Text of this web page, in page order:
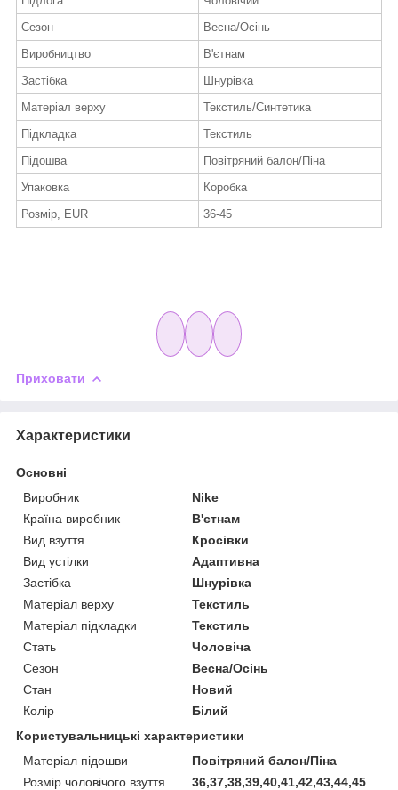
Сезон
Весна/Осінь
Виробництво
В'єтнам
Застібка
Шнурівка
Матеріал верху
Текстиль/Синтетика
Підкладка
Текстиль
Підошва
Повітряний балон/Піна
Упаковка
Коробка
Розмір, EUR
36-45
Приховати
Характеристики
Основні
Виробник
Nike
Країна виробник
В'єтнам
Вид взуття
Кросівки
Вид устілки
Адаптивна
Застібка
Шнурівка
Матеріал верху
Текстиль
Матеріал підкладки
Текстиль
Стать
Чоловіча
Сезон
Весна/Осінь
Стан
Новий
Колір
Білий
Користувальницькі характеристики
Матеріал підошви
Повітряний балон/Піна
Розмір чоловічого взуття
36,37,38,39,40,41,42,43,44,45